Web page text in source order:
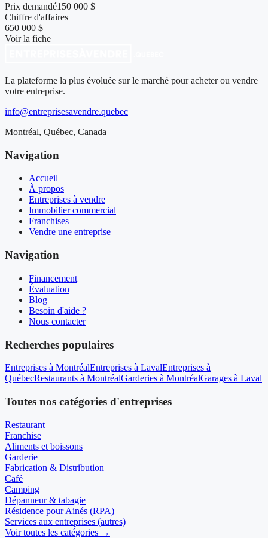
Prix demandé150 000 $
Chiffre d'affaires
650 000 $
Voir la fiche
La plateforme la plus évoluée sur le marché pour acheter ou vendre
votre entreprise.
info@entreprisesavendre.quebec
Montréal, Québec, Canada
Navigation
Accueil
À propos
Entreprises à vendre
Immobilier commercial
Franchises
Vendre une entreprise
Navigation
Financement
Évaluation
Blog
Besoin d'aide ?
Nous contacter
Recherches populaires
Entreprises à MontréalEntreprises à LavalEntreprises à
QuébecRestaurants à MontréalGarderies à MontréalGarages à Laval
Toutes nos catégories d'entreprises
Restaurant
Franchise
Aliments et boissons
Garderie
Fabrication & Distribution
Café
Camping
Dépanneur & tabagie
Résidence pour Ainés (RPA)
Services aux entreprises (autres)
Voir toutes les catégories →